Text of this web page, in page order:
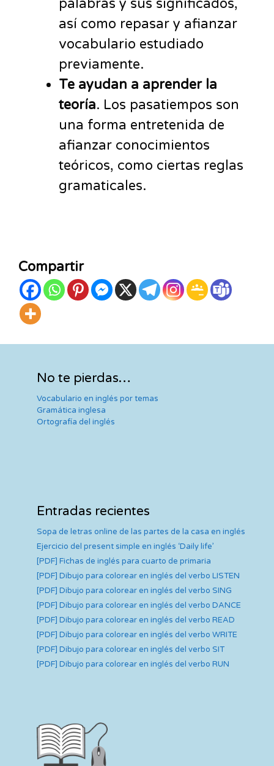
palabras y sus significados,
así como repasar y afianzar
vocabulario estudiado
previamente.
Te ayudan a aprender la
teoría. Los pasatiempos son
una forma entretenida de
afianzar conocimientos
teóricos, como ciertas reglas
gramaticales.
Compartir
No te pierdas…
Vocabulario en inglés por temas
Gramática inglesa
Ortografía del inglés
Entradas recientes
Sopa de letras online de las partes de la casa en inglés
Ejercicio del present simple en inglés ‘Daily life’
[PDF] Fichas de inglés para cuarto de primaria
[PDF] Dibujo para colorear en inglés del verbo LISTEN
[PDF] Dibujo para colorear en inglés del verbo SING
[PDF] Dibujo para colorear en inglés del verbo DANCE
[PDF] Dibujo para colorear en inglés del verbo READ
[PDF] Dibujo para colorear en inglés del verbo WRITE
[PDF] Dibujo para colorear en inglés del verbo SIT
[PDF] Dibujo para colorear en inglés del verbo RUN